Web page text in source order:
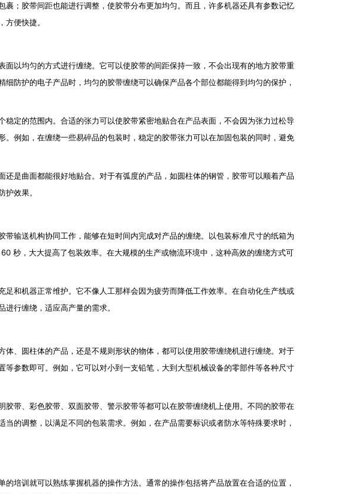
；胶带间距也能进行调整，使胶带分布更加均匀。而且，许多机器还具有参数记忆
便快捷。
面以均匀的方式进行缠绕。它可以使胶带的间距保持一致，不会出现有的地方胶带重
防护的电子产品时，均匀的胶带缠绕可以确保产品各个部位都能得到均匀的保护，
稳定的范围内。合适的张力可以使胶带紧密地贴合在产品表面，不会因为张力过松导
例如，在缠绕一些易碎品的包装时，稳定的胶带张力可以在加固包装的同时，避免
还是曲面都能很好地贴合。对于有弧度的产品，如圆柱体的钢管，胶带可以顺着产品
效果。
带输送机构协同工作，能够在短时间内完成对产品的缠绕。以包装标准尺寸的纸箱为
秒，大大提高了包装效率。在大规模的生产或物流环境中，这种高效的缠绕方式可
足和机器正常维护。它不像人工那样会因为疲劳而降低工作效率。在自动化生产线或
行缠绕，适应高产量的需求。
体、圆柱体的产品，还是不规则形状的物体，都可以使用胶带缠绕机进行缠绕。对于
参数即可。例如，它可以对小到一支铅笔，大到大型机械设备的零部件等各种尺寸
胶带、彩色胶带、双面胶带、警示胶带等都可以在胶带缠绕机上使用。不同的胶带在
的调整，以满足不同的包装需求。例如，在产品需要标识或者防水等特殊要求时，
的培训就可以熟练掌握机器的操作方法。通常的操作包括将产品放置在合适的位置，